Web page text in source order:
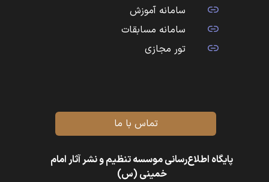
سامانه آموزش
سامانه مسابقات
تور مجازی
تماس با ما
پایگاه اطلاع‌رسانی موسسه تنظیم و نشر آثار امام
خمینی (س)